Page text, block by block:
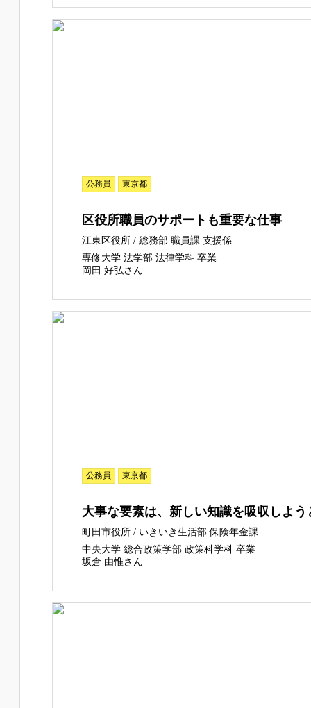
公務員 東京都
区役所職員のサポートも重要な仕事
江東区役所 / 総務部 職員課 支援係
専修大学 法学部 法律学科 卒業
岡田 好弘さん
公務員 東京都
大事な要素は、新しい知識を吸収しよ
町田市役所 / いきいき生活部 保険年金課
中央大学 総合政策学部 政策科学科 卒業
坂倉 由惟さん